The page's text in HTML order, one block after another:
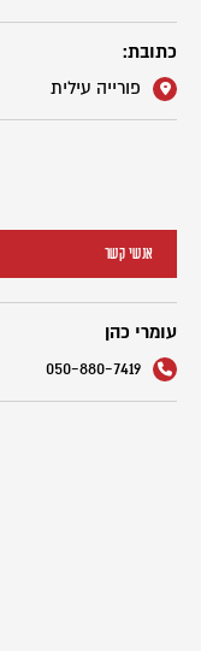
כתובת:
פורייה עילית
אנשי קשר
עומרי כהן